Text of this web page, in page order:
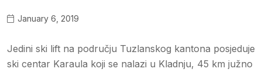
January 6, 2019
Jedini ski lift na području Tuzlanskog kantona posjeduje
ski centar Karaula koji se nalazi u Kladnju, 45 km južno